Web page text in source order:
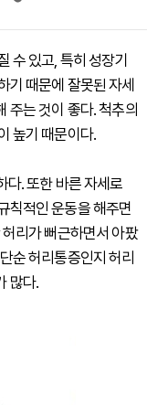
수 있고, 특히 성장기
기 때문에 잘못된 자세
주는 것이 좋다. 척추의
높기 때문이다.
다. 또한 바른 자세로
칙적인 운동을 해주면
리가 뻐근하면서 아팠
순 허리통증인지 허리
많다.